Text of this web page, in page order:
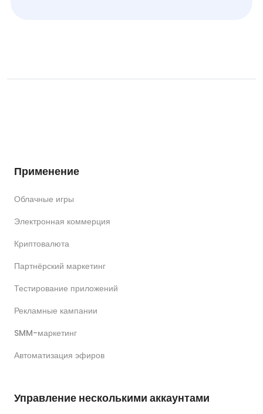
Применение
Облачные игры
Электронная коммерция
Криптовалюта
Партнёрский маркетинг
Тестирование приложений
Рекламные кампании
SMM-маркетинг
Автоматизация эфиров
Управление несколькими аккаунтами